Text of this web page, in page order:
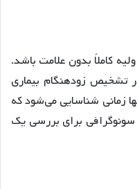
کاملاً بدون علامت باشد.
تشخیص زودهنگام بیماری
زمانی شناسایی می‌شود که
سونوگرافی برای بررسی یک